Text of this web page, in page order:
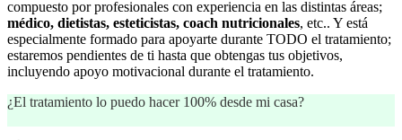
compuesto por profesionales con experiencia en las distintas áreas;
médico, dietistas, esteticistas, coach nutricionales, etc.. Y está
especialmente formado para apoyarte durante TODO el tratamiento;
estaremos pendientes de ti hasta que obtengas tus objetivos,
incluyendo apoyo motivacional durante el tratamiento.
¿El tratamiento lo puedo hacer 100% desde mi casa?